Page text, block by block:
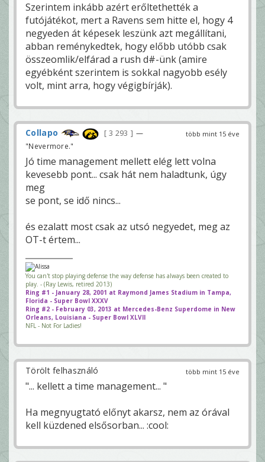
Szerintem inkább azért erőltethették a
futójátékot, mert a Ravens sem hitte el, hogy 4
negyeden át képesek leszünk azt megállítani,
abban reménykedtek, hogy előbb utóbb csak
összeomlik/elfárad a rush d#-ünk (amire
egyébként szerintem is sokkal nagyobb esély
volt, mint arra, hogy végigbírják).
több mint 15 éve
Collapo 3 293
—
"Nevermore."
Jó time management mellett elég lett volna
kevesebb pont... csak hát nem haladtunk, úgy
meg
se pont, se idő nincs...
és ezalatt most csak az utsó negyedet, meg az
OT-t értem...
You can't stop playing defense the way defense has always been created to
play. - (Ray Lewis, retired 2013)
Ring #1 - January 28, 2001 at Raymond James Stadium in Tampa,
Florida - Super Bowl XXXV
Ring #2 - February 03, 2013 at Mercedes-Benz Superdome in New
Orleans, Louisiana - Super Bowl XLVII
NFL - Not For Ladies!
több mint 15 éve
Törölt felhasználó
"... kellett a time management... "
Ha megnyugtató előnyt akarsz, nem az órával
kell küzdened elsősorban... :cool: